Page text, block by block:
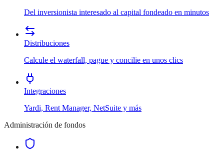
Del inversionista interesado al capital fondeado en minutos
Distribuciones
Calcule el waterfall, pague y concilie en unos clics
Integraciones
Yardi, Rent Manager, NetSuite y más
Administración de fondos